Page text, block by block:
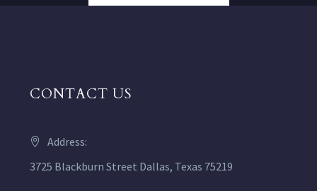
CONTACT US
Address:
3725 Blackburn Street Dallas, Texas 75219